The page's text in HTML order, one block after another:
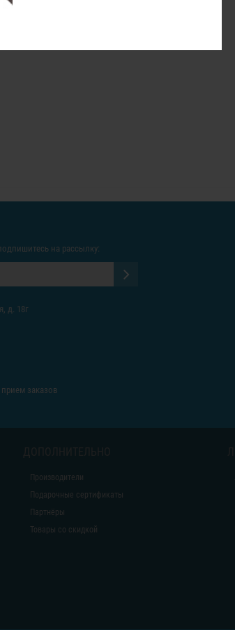
на рассылку:
д. 18г
заказов
Производители
Подарочные сертификаты
Партнёры
Товары со скидкой